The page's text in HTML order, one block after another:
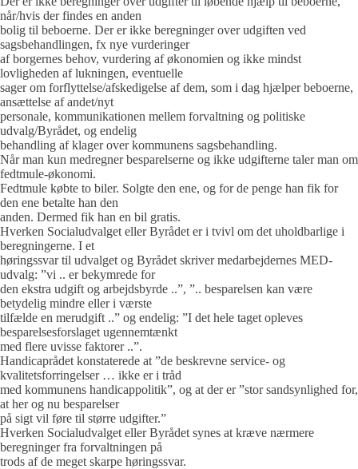
når/hvis der findes en anden
bolig til beboerne. Der er ikke beregninger over udgiften ved
sagsbehandlingen, fx nye vurderinger
af borgernes behov, vurdering af økonomien og ikke mindst
lovligheden af lukningen, eventuelle
sager om forflyttelse/afskedigelse af dem, som i dag hjælper beboerne,
ansættelse af andet/nyt
personale, kommunikationen mellem forvaltning og politiske
udvalg/Byrådet, og endelig
behandling af klager over kommunens sagsbehandling.
Når man kun medregner besparelserne og ikke udgifterne taler man om
fedtmule-økonomi.
Fedtmule købte to biler. Solgte den ene, og for de penge han fik for
den ene betalte han den
anden. Dermed fik han en bil gratis.
Hverken Socialudvalget eller Byrådet er i tvivl om det uholdbarlige i
beregningerne. I et
høringssvar til udvalget og Byrådet skriver medarbejdernes MED-
udvalg: ”vi .. er bekymrede for
den ekstra udgift og arbejdsbyrde ..”, ”.. besparelsen kan være
betydelig mindre eller i værste
tilfælde en merudgift ..” og endelig: ”I det hele taget opleves
besparelsesforslaget ugennemtænkt
med flere uvisse faktorer ..”.
Handicaprådet konstaterede at ”de beskrevne service- og
kvalitetsforringelser … ikke er i tråd
med kommunens handicappolitik”, og at der er ”stor sandsynlighed for,
at her og nu besparelser
på sigt vil føre til større udgifter.”
Hverken Socialudvalget eller Byrådet synes at kræve nærmere
beregninger fra forvaltningen på
trods af de meget skarpe høringssvar.